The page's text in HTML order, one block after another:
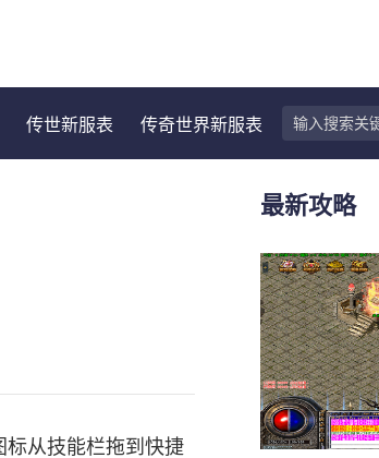
传世新服表 传奇世界新服表
从技能栏拖到快捷
最新攻略